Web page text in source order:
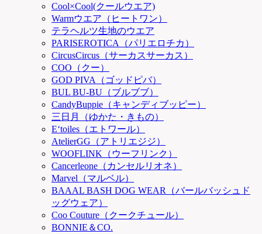
Cool×Cool(クールウエア)
Warmウエア（ヒートワン）
テラヘルツ生地のウエア
PARISEROTICA（パリエロチカ）
CircusCircus（サーカスサーカス）
COO（クー）
GOD PIVA（ゴッドピバ）
BUL BU-BU（ブルブブ）
CandyBuppie（キャンディブッピー）
三日月（ゆかた・きもの）
E‘toiles（エトワール）
AtelierGG（アトリエジジ）
WOOFLINK（ウーフリンク）
Cancerleone（カンセルリオネ）
Marvel（マルベル）
BAAAL BASH DOG WEAR（バールバッシュド
ッグウェア）
Coo Couture（クークチュール）
BONNIE＆CO.